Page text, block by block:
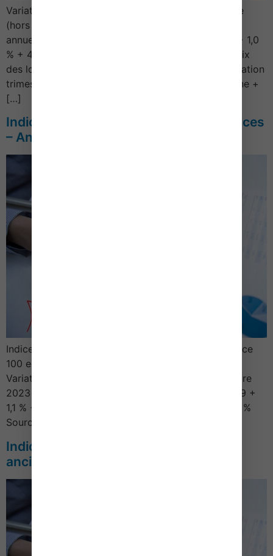
Variation des prix des logements anciens en France
(hors Mayotte) Variation trimestrielle Variation
annuelle Ensemble + 1,5 % + 6,4 % Appartements + 1,0
% + 4,1 % Maison + 1,9 % + 8,2 % Variation des prix
des logements anciens selon leur localisation Variation
trimestrielle Variation annuelle France métropolitaine +
[…]
Indice des prix de production des services
– Année 2023
Indice des prix de production des services (référence
100 en 2015) Période Indice Variation trimestrielle
Variation annuelle 4e trimestre 2023 3e trimestre
2023 113,4 + 0,4 % + 0,9 % 2e trimestre 2023 112,9 +
1,1 % + 1,7 % 1er trimestre 2023 111,8 + 0,2 % + 3,0 %
Source : […]
Indice des prix des logements neufs et
anciens – Année 2023